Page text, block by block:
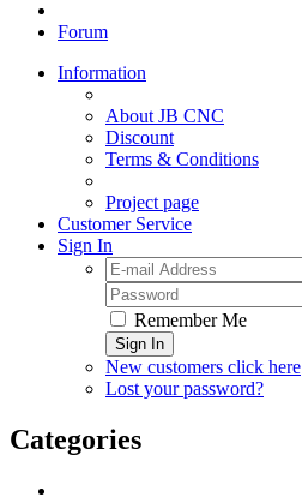
Forum
Information
About JB CNC
Discount
Terms & Conditions
Project page
Customer Service
Sign In
Remember Me
Sign In
New customers click here
Lost your password?
Categories